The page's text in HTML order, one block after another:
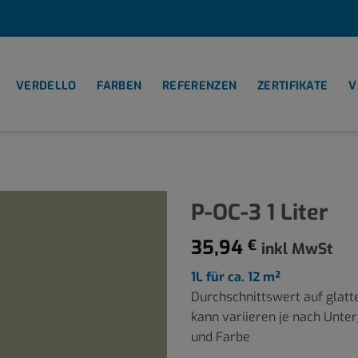
VERDELLO FARBEN REFERENZEN ZERTIFIKATE
P-OC-3 1 Liter
35,94 € inkl MwSt
1L für ca. 12 m²
Durchschnittswert auf
kann variieren je nach
und Farbe